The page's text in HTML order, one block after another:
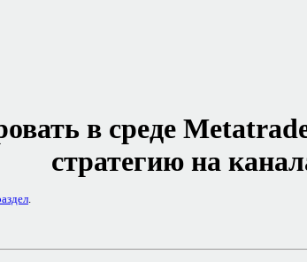
в среде
стратегию на
.